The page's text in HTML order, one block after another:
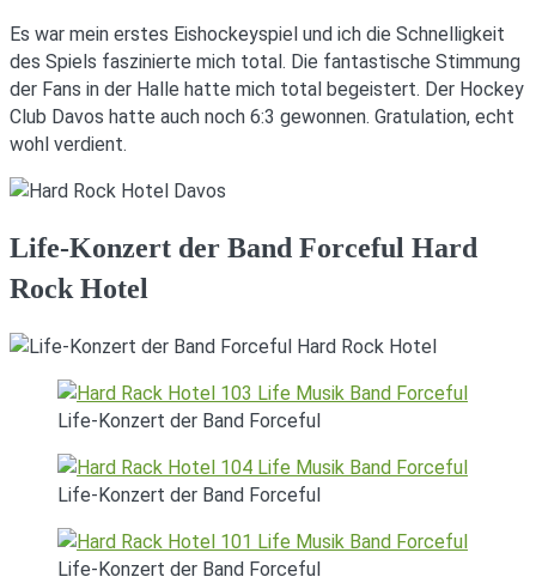
Es war mein erstes Eishockeyspiel und ich die Schnelligkeit
des Spiels faszinierte mich total. Die fantastische Stimmung
der Fans in der Halle hatte mich total begeistert. Der Hockey
Club Davos hatte auch noch 6:3 gewonnen. Gratulation, echt
wohl verdient.
Life-Konzert der Band Forceful Hard
Rock Hotel
Life-Konzert der Band Forceful
Life-Konzert der Band Forceful
Life-Konzert der Band Forceful